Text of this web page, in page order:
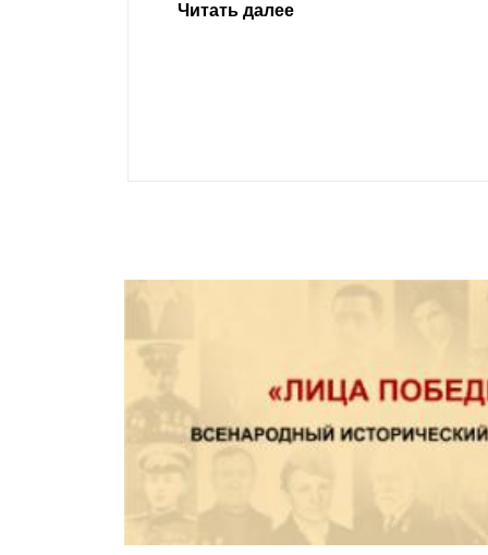
Читать далее